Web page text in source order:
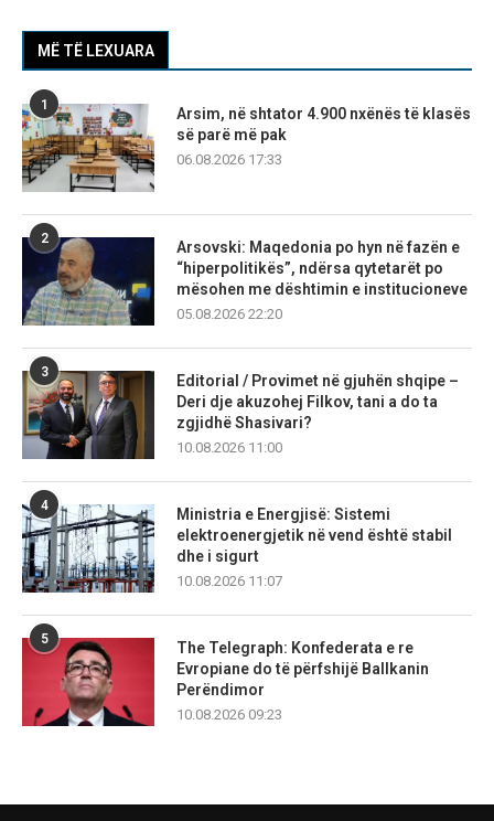
MË TË LEXUARA
1
Arsim, në shtator 4.900 nxënës të klasës
së parë më pak
06.08.2026 17:33
2
Arsovski: Maqedonia po hyn në fazën e
“hiperpolitikës”, ndërsa qytetarët po
mësohen me dështimin e institucioneve
05.08.2026 22:20
3
Editorial / Provimet në gjuhën shqipe –
Deri dje akuzohej Filkov, tani a do ta
zgjidhë Shasivari?
10.08.2026 11:00
4
Ministria e Energjisë: Sistemi
elektroenergjetik në vend është stabil
dhe i sigurt
10.08.2026 11:07
5
The Telegraph: Konfederata e re
Evropiane do të përfshijë Ballkanin
Perëndimor
10.08.2026 09:23